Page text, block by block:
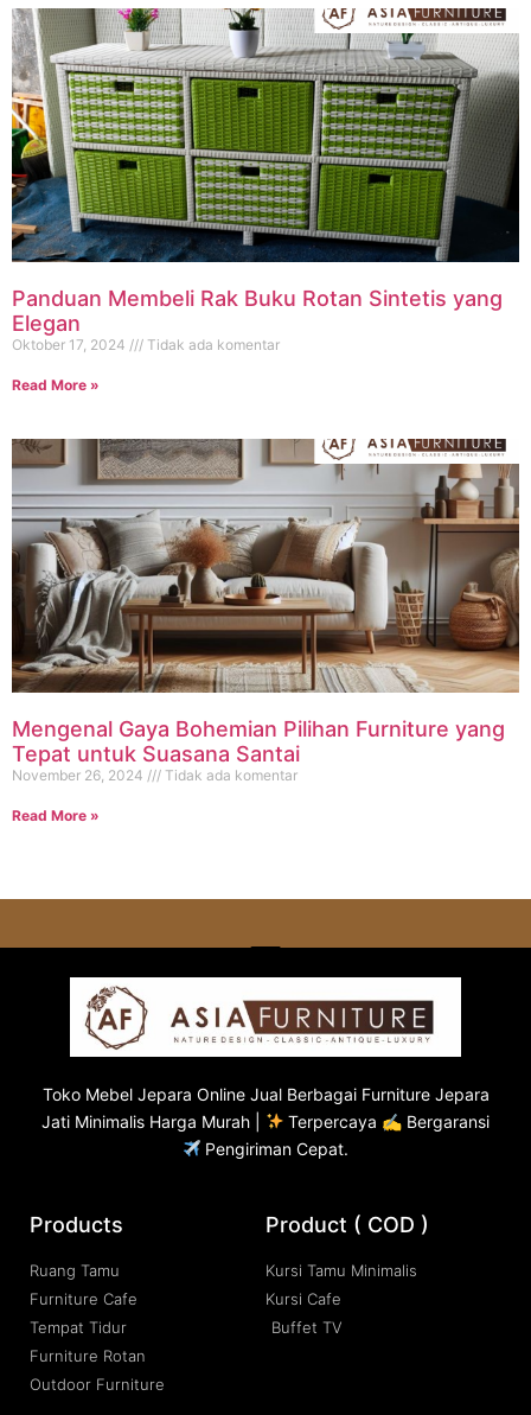
Panduan Membeli Rak Buku Rotan Sintetis yang
Elegan
Oktober 17, 2024 Tidak ada komentar
Read More »
Mengenal Gaya Bohemian Pilihan Furniture yang
Tepat untuk Suasana Santai
November 26, 2024 Tidak ada komentar
Read More »
Toko Mebel Jepara Online Jual Berbagai Furniture Jepara
Jati Minimalis Harga Murah |
Terpercaya ✍ Bergaransi
Pengiriman Cepat.
Products
Ruang Tamu
Furniture Cafe
Tempat Tidur
Furniture Rotan
Outdoor Furniture
Product ( COD )
Kursi Tamu Minimalis
Kursi Cafe
Buffet TV